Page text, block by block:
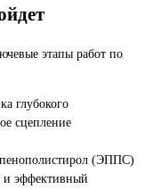
этапы работ по
глубокого
сцепление
(ЭППС)
эффективный